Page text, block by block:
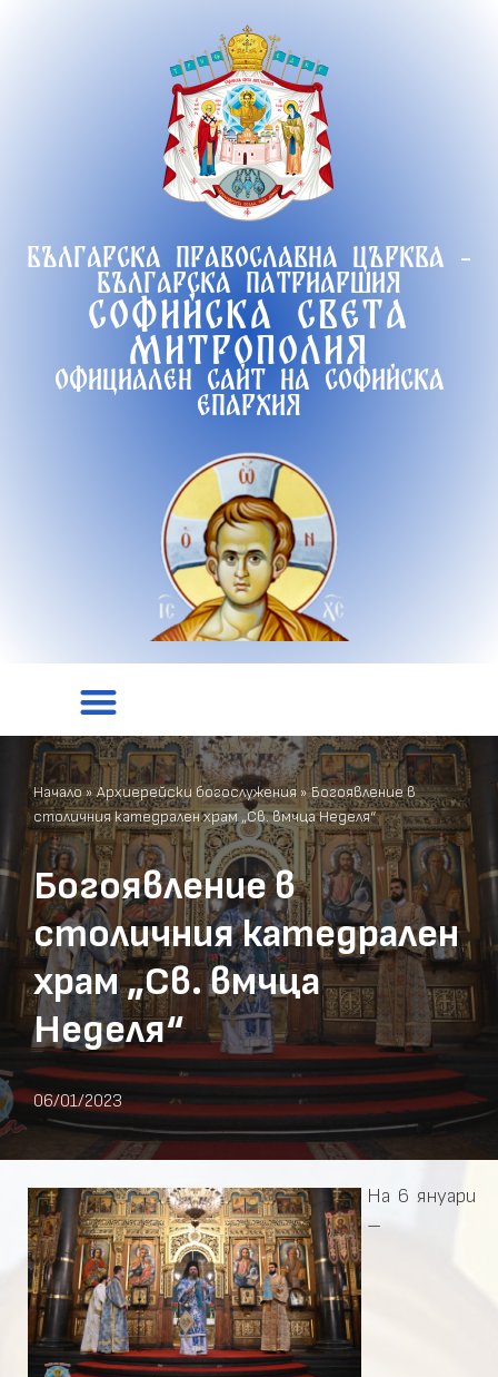
Българска православна църква -
Българска патриаршия
Софийска света
митрополия
Официален сайт на софийска
епархия
Начало»Архиерейски богослужения »Богоявление в
столичния катедрален храм „Св. вмчца Неделя“
Богоявление в
столичния катедрален
храм „Св. вмчца
Неделя“
06/01/2023
На 6 януари
–